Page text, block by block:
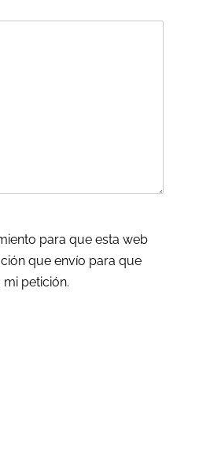
para que esta web
que envío para que
petición.